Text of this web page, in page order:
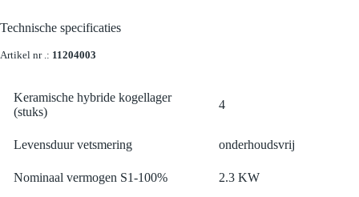
Technische specificaties
Artikel nr .: 11204003
Keramische hybride kogellager
(stuks)
4
Levensduur vetsmering onderhoudsvrij
Nominaal vermogen S1-100% 2.3 KW